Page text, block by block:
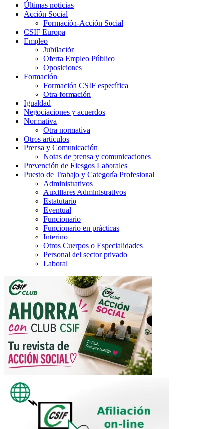
Últimas noticias
Acción Social
Formación-Acción Social
CSIF Europa
Empleo
Jubilación
Oferta Empleo Público
Oposiciones
Formación
Formación CSIF específica
Otra formación
Igualdad
Negociaciones y acuerdos
Normativa
Otra normativa
Otros artículos
Prensa y Comunicación
Notas de prensa y comunicaciones
Prevención de Riesgos Laborales
Puesto de Trabajo y Categoría Profesional
Administrativos
Auxiliares Administrativos
Estatutario
Eventual
Funcionario
Funcionario en prácticas
Interino
Otros Cuerpos o Especialidades
Personal del sector privado
Laboral